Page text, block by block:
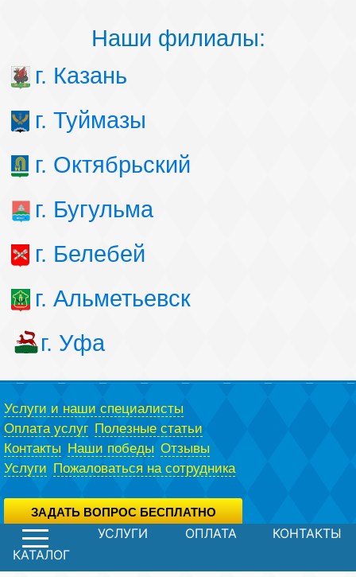
Наши филиалы:
г. Казань
г. Туймазы
г. Октябрьский
г. Бугульма
г. Белебей
г. Альметьевск
г. Уфа
Услуги и наши специалисты
Оплата услуг Полезные статьи
Контакты Наши победы Отзывы
Услуги Пожаловаться на сотрудника
ЗАДАТЬ ВОПРОС БЕСПЛАТНО
Вы можете задать вопрос юристу абсолютно бесплатно,
воспользовавшись специальной формой.
Политика конфиденциальности
УСЛУГИ ОПЛАТА КОНТАКТЫ